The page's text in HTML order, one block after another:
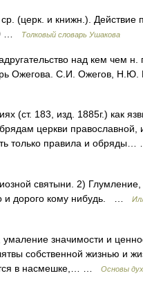
и книжн.). Действие
…
Толковый словарь Ушакова
над кем чем н.
Ожегова. С.И. Ожегов,
(ст. 183, изд. 1885г.) как
церкви православной,
только правила и
святыни. 2) Глумление,
и дорого кому нибудь. …
значимости и
собственной жизнью и
в насмешке,… …
Основы